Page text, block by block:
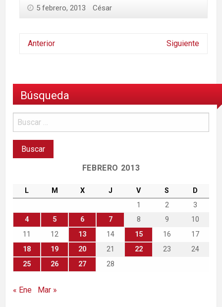
5 febrero, 2013 César
Anterior Siguiente
Búsqueda
FEBRERO 2013
L M X J V S
D
1
2
3
4
5 6 7 8 9
10
11
12 13 14 15 16
17
18
19 20 21 22 23
24
25
26 27 28
« Ene Mar »